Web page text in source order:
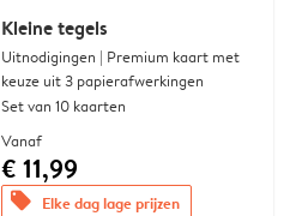
Kleine tegels
Uitnodigingen | Premium kaart met
keuze uit 3 papierafwerkingen
Set van 10 kaarten
Vanaf
€ 11,99
offers Elke dag lage prijzen